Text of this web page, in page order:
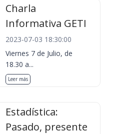
Charla
Informativa GETI
2023-07-03 18:30:00
Viernes 7 de Julio, de
18.30 a...
Leer más
Estadística:
Pasado, presente